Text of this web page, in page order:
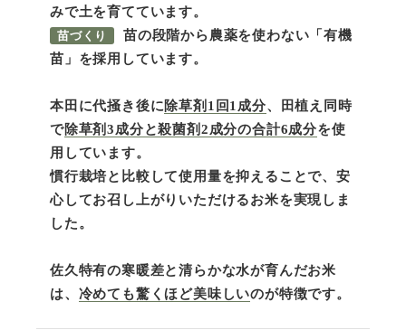
みで土を育てています。
苗づくり
苗の段階から農薬を使わない「有機
苗」を採用しています。
本田に代掻き後に除草剤1回1成分、田植え同時
で除草剤3成分と殺菌剤2成分の合計6成分を使
用しています。
慣行栽培と比較して使用量を抑えることで、安
心してお召し上がりいただけるお米を実現しま
した。
佐久特有の寒暖差と清らかな水が育んだお米
は、 冷めても驚くほど美味しいのが特徴です。